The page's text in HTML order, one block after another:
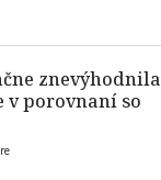
znevýhodnila
v porovnaní so